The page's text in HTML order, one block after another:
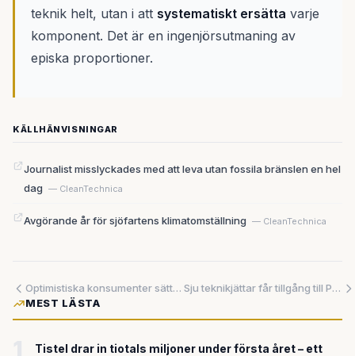
teknik helt, utan i att systematiskt ersätta varje
komponent. Det är en ingenjörsutmaning av
episka proportioner.
KÄLLHÄNVISNINGAR
Journalist misslyckades med att leva utan fossila bränslen en hel
dag — CleanTechnica
Avgörande år för sjöfartens klimatomställning — CleanTechnica
Optimistiska konsumenter sätter Fed i knipa när räntebesked väntar
Sju teknikjättar får tillgång till Pentagons hemliga AI-system
MEST LÄSTA
Tistel drar in tiotals miljoner under första året – ett